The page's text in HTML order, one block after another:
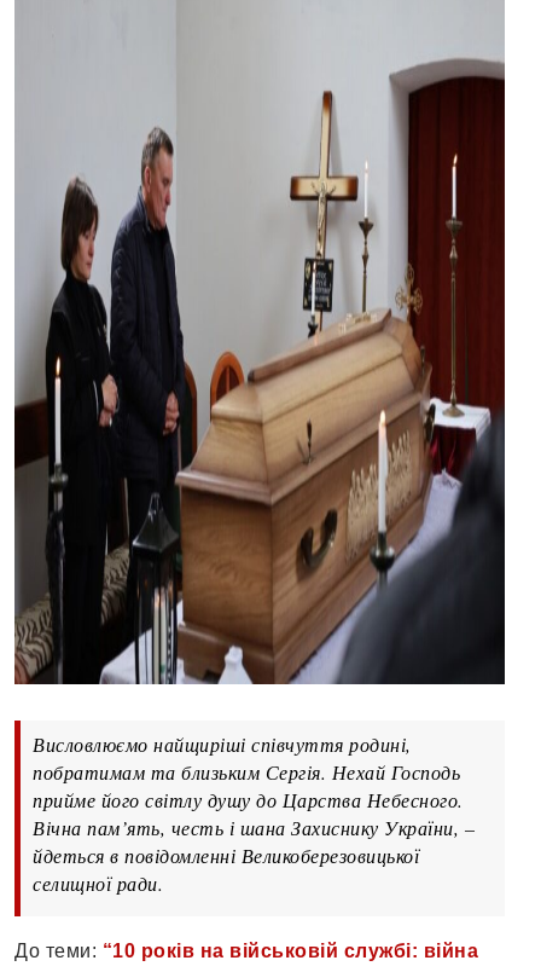
Висловлюємо найщиріші співчуття родині,
побратимам та близьким Сергія. Нехай Господь
прийме його світлу душу до Царства Небесного.
Вічна пам’ять, честь і шана Захиснику України, –
йдеться в повідомленні Великоберезовицької
селищної ради.
До теми: “10 років на військовій службі: війна